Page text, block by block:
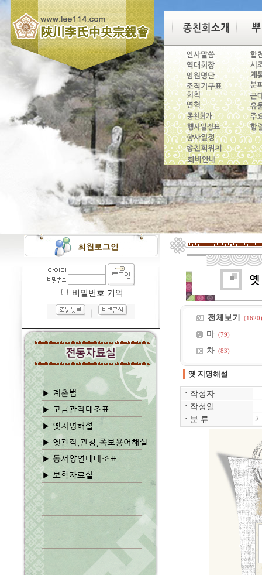
비밀번호 기억
전체보기 (1620)
마 (79)
차 (83)
옛 지명해설
ㆍ 작성자
ㆍ 작성일
ㆍ 분 류 가